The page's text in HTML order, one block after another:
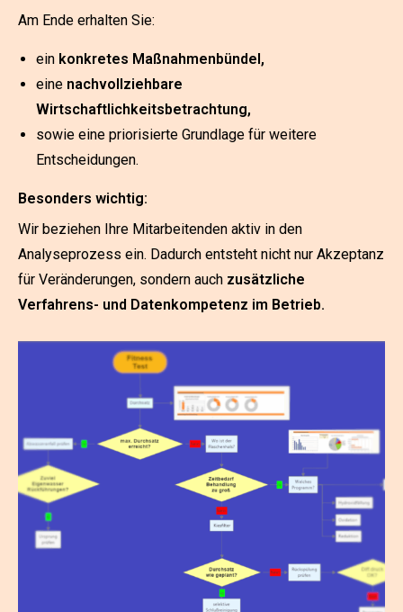
Am Ende erhalten Sie:
ein konkretes Maßnahmenbündel,
eine nachvollziehbare
Wirtschaftlichkeitsbetrachtung,
sowie eine priorisierte Grundlage für weitere
Entscheidungen.
Besonders wichtig:
Wir beziehen Ihre Mitarbeitenden aktiv in den
Analyseprozess ein. Dadurch entsteht nicht nur Akzeptanz
für Veränderungen, sondern auch zusätzliche
Verfahrens- und Datenkompetenz im Betrieb.